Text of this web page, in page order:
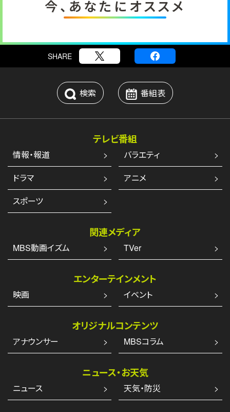
今、あなたにオススメ
SHARE
検索 番組表
テレビ番組
情報・報道
バラエティ
ドラマ
アニメ
スポーツ
関連メディア
MBS動画イズム TVer
エンターテインメント
映画 イベント
オリジナルコンテンツ
アナウンサー MBSコラム
ニュース・お天気
ニュース 天気・防災